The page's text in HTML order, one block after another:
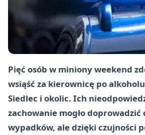
Pięć osób w miniony weekend
wsiąść za kierownicę po
Siedlec i okolic. Ich
zachowanie mogło doprowadzić
wypadków, ale dzięki czujności